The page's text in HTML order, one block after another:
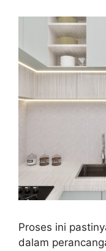
Proses ini
dalam